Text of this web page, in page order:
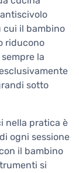
cui il bambino
riducono
la
sotto
nella pratica è
ogni sessione
il bambino
si